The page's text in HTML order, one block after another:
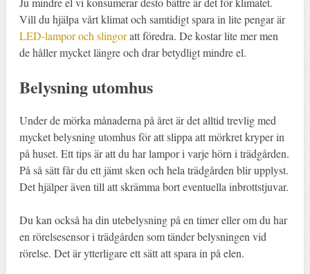
Vill du hjälpa vårt klimat och samtidigt spara in lite pengar är
LED-lampor och slingoratt föredra. De kostar lite mer men
de håller mycket längre och drar betydligt mindre el.
Belysning utomhus
Under de mörka månaderna på året är det alltid trevlig med
mycket belysning utomhus för att slippa att mörkret kryper in
på huset. Ett tips är att du har lampor i varje hörn i trädgården.
På så sätt får du ett jämt sken och hela trädgården blir upplyst.
Det hjälper även till att skrämma bort eventuella inbrottstjuvar.
Du kan också ha din utebelysning på en timer eller om du har
en rörelsesensor i trädgården som tänder belysningen vid
rörelse. Det är ytterligare ett sätt att spara in på elen.